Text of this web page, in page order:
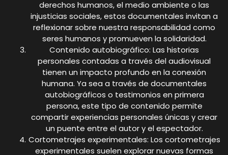
derechos humanos, el medio ambiente o las
injusticias sociales, estos documentales invitan a
reflexionar sobre nuestra responsabilidad como
seres humanos y promueven la solidaridad.
Contenido autobiográfico: Las historias
personales contadas a través del audiovisual
tienen un impacto profundo en la conexión
humana. Ya sea a través de documentales
autobiográficos o testimonios en primera
persona, este tipo de contenido permite
compartir experiencias personales únicas y crear
un puente entre el autor y el espectador.
Cortometrajes experimentales: Los cortometrajes
experimentales suelen explorar nuevas formas